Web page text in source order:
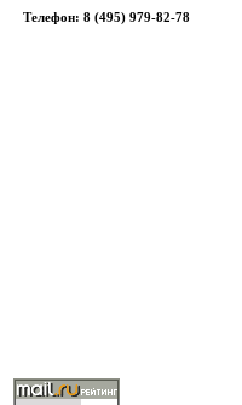
Телефон: 8 (495) 979-82-78